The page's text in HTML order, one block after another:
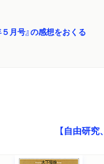
月号』の感想をおくる
【自由研